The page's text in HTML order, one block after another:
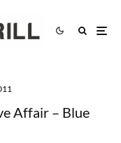
Affair – Blue